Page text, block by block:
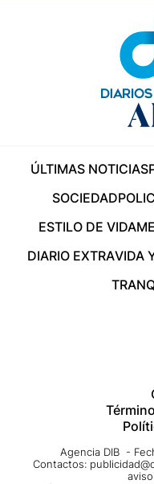
ÚLTIMAS NOTICIAS
SOCIEDAD
ESTILO DE VIDA
DIARIO EXTRAVIDA
Agencia DIB -
Contactos: